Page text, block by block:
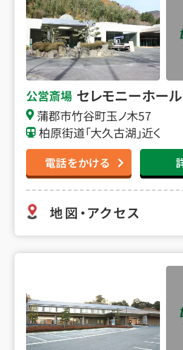
公営斎場 セレモニーホー
蒲郡市竹谷町玉ノ木57
柏原街道「大久古湖」近く
電話をかける
地図・アクセス
豊川市斎場会館 永遠の森の詳細